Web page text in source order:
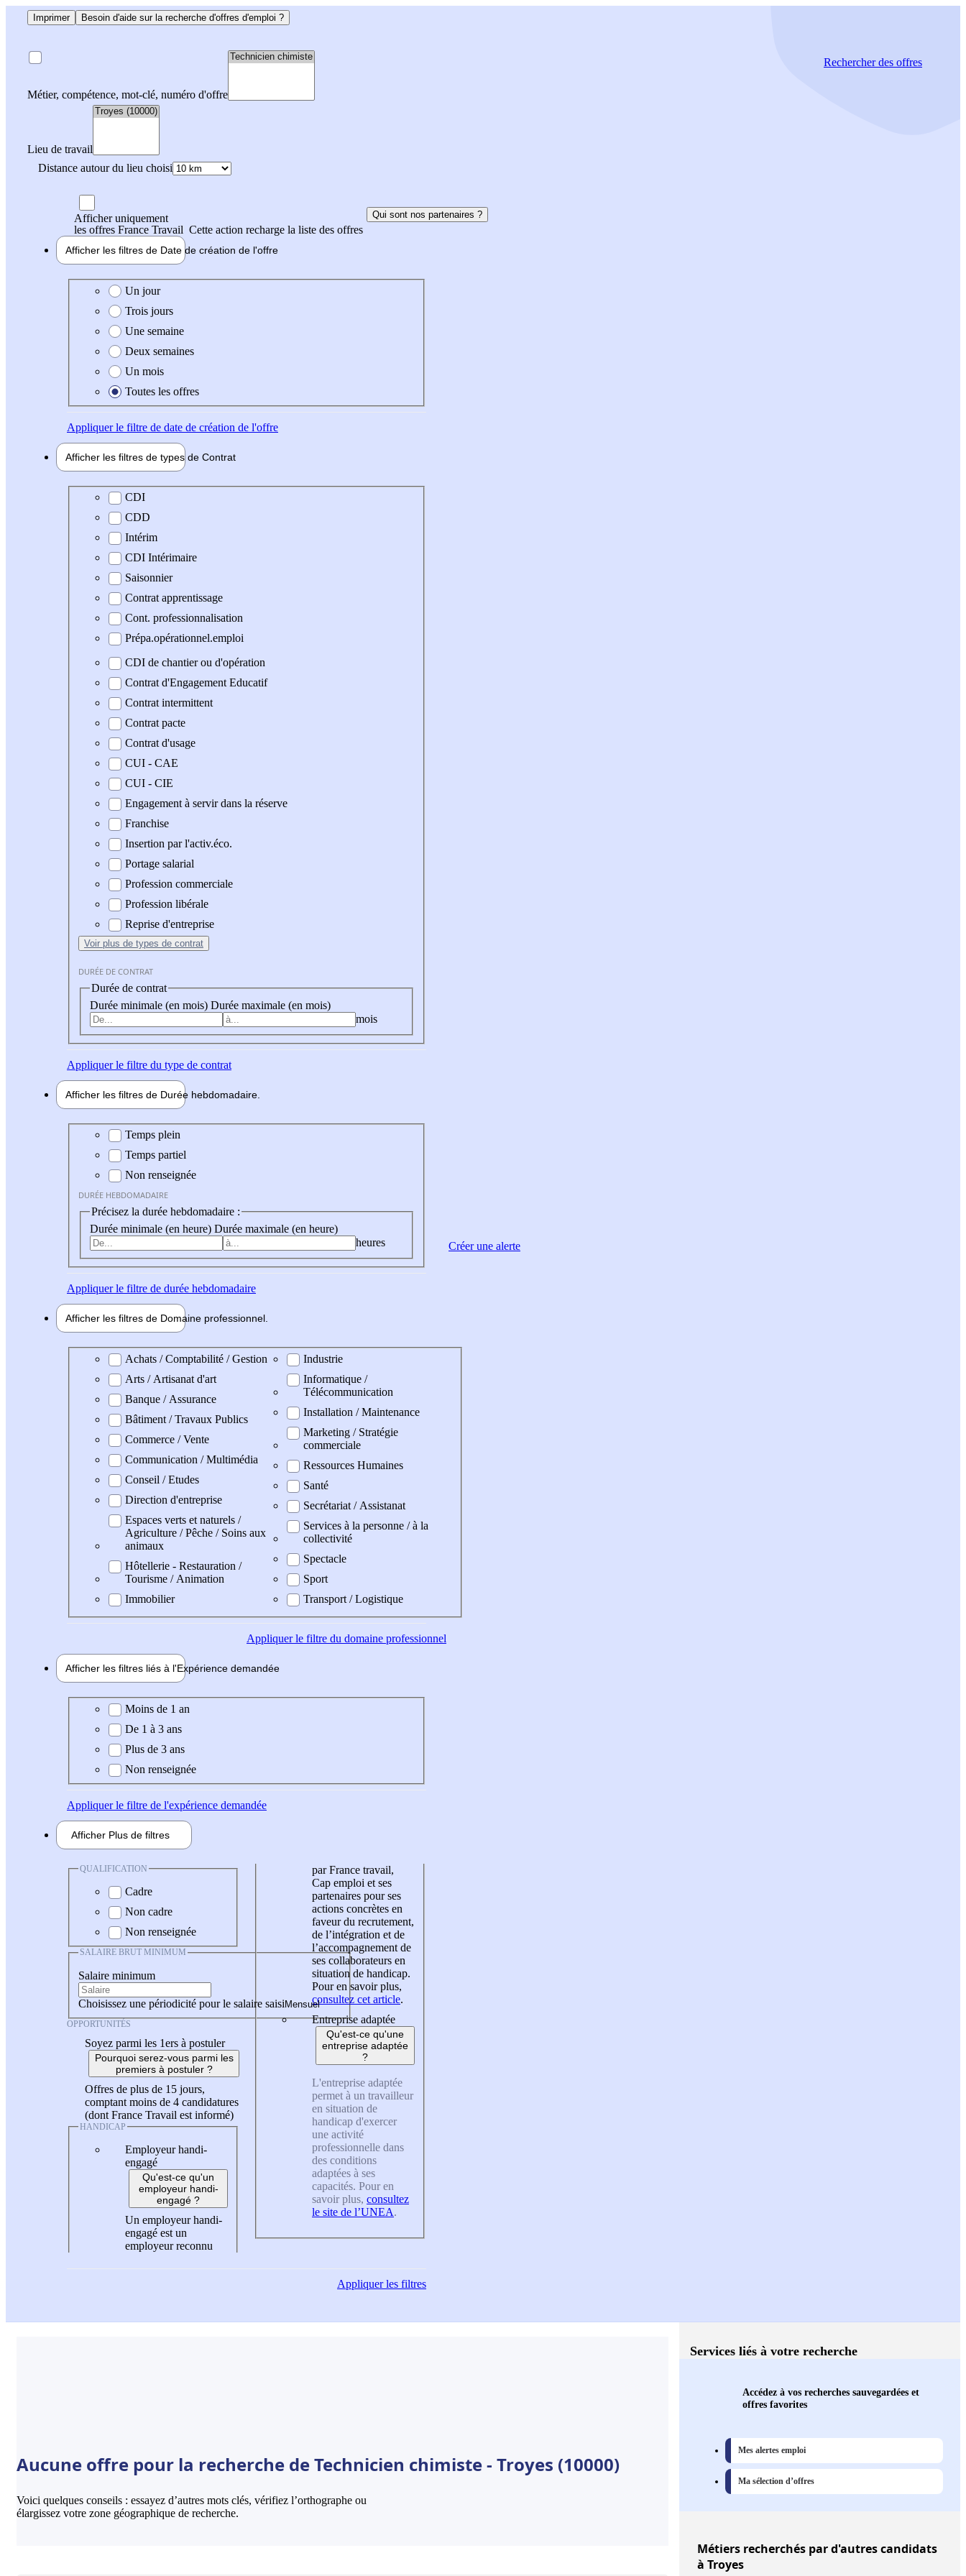
Imprimer Besoin d'aide sur la recherche d'offres d'emploi ?
Métier, compétence, mot-clé, numéro d'offre
Lieu de travail
Distance autour du lieu choisi
Rechercherdes offres
Afficher uniquement
les offres France Travail Cette action recharge la liste des offres
Qui sont nos partenaires ?
Afficher les filtres de Date de création de l'offre
Date de création de l'offre
Un jour
Trois jours
Une semaine
Deux semaines
Un mois
Toutes les offres
Appliquerle filtre de date de création de l'offre
Afficher les filtres de types de Contrat
Type de contrat
CDI
CDD
Intérim
CDI Intérimaire
Saisonnier
Contrat apprentissage
Cont. professionnalisation
Prépa.opérationnel.emploi
CDI de chantier ou d'opération
Contrat d'Engagement Educatif
Contrat intermittent
Contrat pacte
Contrat d'usage
CUI - CAE
CUI - CIE
Engagement à servir dans la réserve
Franchise
Insertion par l'activ.éco.
Portage salarial
Profession commerciale
Profession libérale
Reprise d'entreprise
Voir plus de types de contrat
DURÉE DE CONTRAT
Durée de contrat
Durée minimale (en mois) Durée maximale (en mois)
mois
Appliquerle filtre du type de contrat
Afficher les filtres de Durée hebdomadaire
Durée hebdomadaire
Temps plein
Temps partiel
Non renseignée
DURÉE HEBDOMADAIRE
Précisez la durée hebdomadaire :
Durée minimale (en heure) Durée maximale (en heure)
heures
Appliquerle filtre de durée hebdomadaire
Afficher les filtres de Domaine professionnel
Domaine professionel
Achats / Comptabilité / Gestion
Arts / Artisanat d'art
Banque / Assurance
Bâtiment / Travaux Publics
Commerce / Vente
Communication / Multimédia
Conseil / Etudes
Direction d'entreprise
Espaces verts et naturels /
Agriculture / Pêche / Soins aux
animaux
Hôtellerie - Restauration /
Tourisme / Animation
Immobilier
Industrie
Informatique /
Télécommunication
Installation / Maintenance
Marketing / Stratégie
commerciale
Ressources Humaines
Santé
Secrétariat / Assistanat
Services à la personne / à la
collectivité
Spectacle
Sport
Transport / Logistique
Appliquerle filtre du domaine professionnel
Afficher les filtres liés à l'Expérience demandée
Expérience demandée
Moins de 1 an
De 1 à 3 ans
Plus de 3 ans
Non renseignée
Appliquerle filtre de l'expérience demandée
Afficher Plus de filtres
QUALIFICATION
Cadre
Non cadre
Non renseignée
SALAIRE BRUT MINIMUM
Salaire minimum
Choisissez une périodicité pour le salaire saisi
OPPORTUNITÉS
Soyez parmi les 1ers à postuler
Pourquoi serez-vous parmi les
premiers à postuler ?
Offres de plus de 15 jours,
comptant moins de 4 candidatures
(dont France Travail est informé)
HANDICAP
Employeur handi-
engagé
Qu'est-ce qu'un
employeur handi-
engagé ?
Un employeur handi-
engagé est un
employeur reconnu
par France travail,
Cap emploi et ses
partenaires pour ses
actions concrètes en
faveur du recrutement,
de l’intégration et de
l’accompagnement de
ses collaborateurs en
situation de handicap.
Pour en savoir plus,
consultez cet article.
Entreprise adaptée
Qu'est-ce qu'une
entreprise adaptée
?
L'entreprise adaptée
permet à un travailleur
en situation de
handicap d'exercer
une activité
professionnelle dans
des conditions
adaptées à ses
capacités. Pour en
savoir plus, consultez
le site de l’UNEA.
Appliquerles filtres
Créer une alerte
Aucune offre pour la recherche de Technicien chimiste - Troyes (10000)
Voici quelques conseils : essayez d’autres mots clés, vérifiez l’orthographe ou
élargissez votre zone géographique de recherche.
Services liés à votre recherche
Accédez à vos recherches sauvegardées et
offres favorites
Mes alertes emploi
Ma sélection d’offres
Métiers recherchés par d'autres candidats
à Troyes